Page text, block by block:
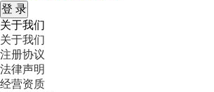
关于我们
关于我们
注册协议
法律声明
经营资质